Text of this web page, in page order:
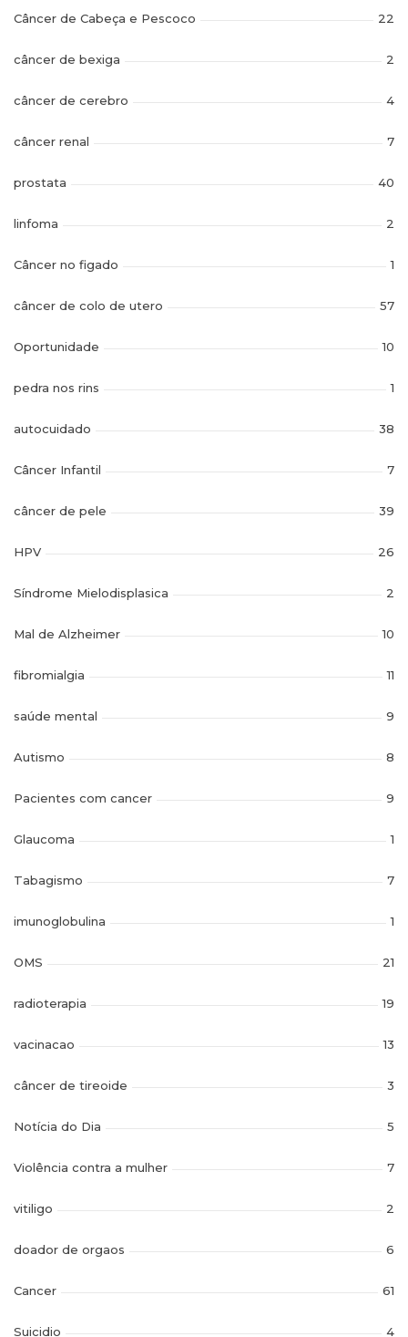
Câncer de Cabeça e Pescoco 22
câncer de bexiga 2
câncer de cerebro 4
câncer renal 7
prostata 40
linfoma 2
Câncer no figado 1
câncer de colo de utero 57
Oportunidade 10
pedra nos rins 1
autocuidado 38
Câncer Infantil 7
câncer de pele 39
HPV 26
Síndrome Mielodisplasica 2
Mal de Alzheimer 10
fibromialgia 11
saúde mental 9
Autismo 8
Pacientes com cancer 9
Glaucoma 1
Tabagismo 7
imunoglobulina 1
OMS 21
radioterapia 19
vacinacao 13
câncer de tireoide 3
Notícia do Dia 5
Violência contra a mulher 7
vitiligo 2
doador de orgaos 6
Cancer 61
Suicidio 4